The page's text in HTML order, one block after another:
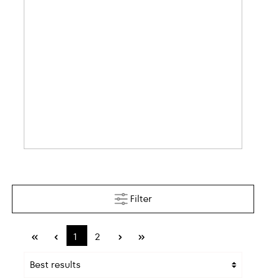
Filter
1 2